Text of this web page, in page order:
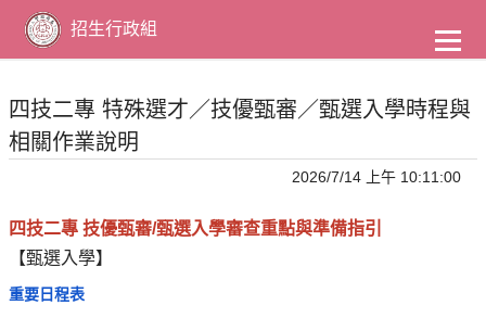
主
要
容
招生行政組
四技二專 特殊選才／技優甄審／甄選入學時程與
相關作業說明
2026/7/14 上午 10:11:00
四技二專 技優甄審/甄選入學審查重點與準備指引
【甄選入學】
重要日程表